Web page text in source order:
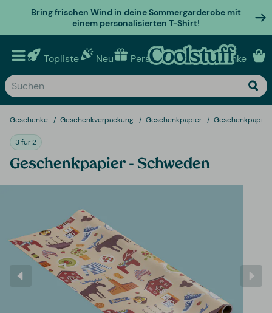
Bring frischen Wind in deine Sommergarderobe mit
einem personalisierten T-Shirt!
Topliste Neu Personalisierte geschenke
Geschenke Geschenkverpackung Geschenkpapier
3 für 2
Geschenkpapier - Schweden